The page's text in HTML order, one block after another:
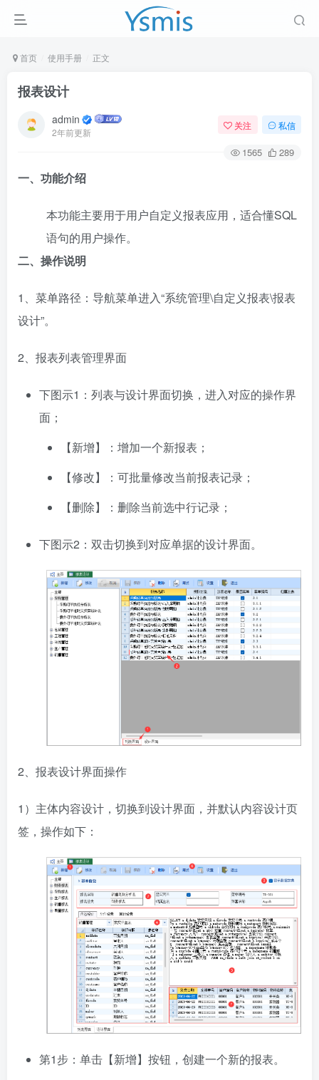
首页 使用手册 正文
报表设计
admin
2年前更新
关注 私信
1565 289
一、功能介绍
本功能主要用于用户自定义报表应用，适合懂SQL
语句的用户操作。
二、操作说明
1、菜单路径：导航菜单进入“系统管理\自定义报表\报表
设计”。
2、报表列表管理界面
下图示1：列表与设计界面切换，进入对应的操作界
面；
【新增】：增加一个新报表；
【修改】：可批量修改当前报表记录；
【删除】：删除当前选中行记录；
下图示2：双击切换到对应单据的设计界面。
2、报表设计界面操作
1）主体内容设计， 切换到设计界面，并默认内容设计页
签，操作如下：
第1步：单击【新增】按钮，创建一个新的报表。